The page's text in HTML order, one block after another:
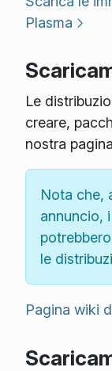
Plasma
Le
creare,
nostra
Nota che,
annuncio,
le
Pagina wiki